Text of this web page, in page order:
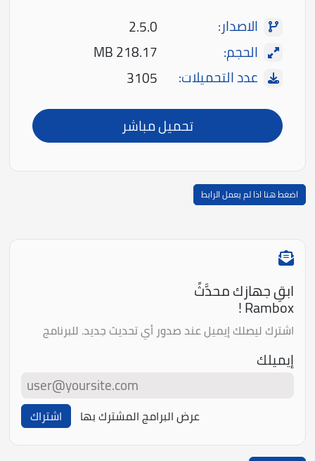
الاصدار:
2.5.0
الحجم:
218.17 MB
عدد التحميلات:
3105
تحميل مباشر
اضغط هنا اذا لم يعمل الرابط
ابقِ جهازك محدَّثً
Rambox !
اشترك ليصلك إيميل عند صدور أي تحديث جديد. للبرنامج
إيميلك
عرض البرامج المشترك بها اشتراك